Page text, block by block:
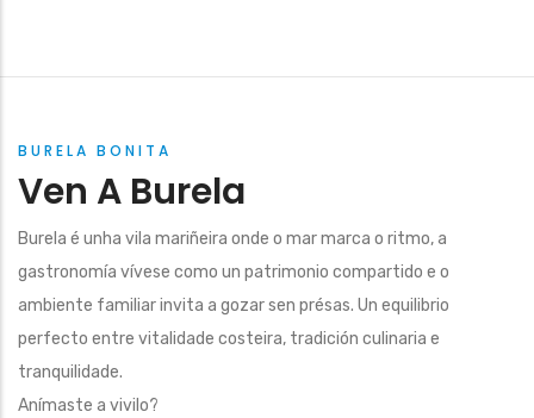
BURELA BONITA
Ven A Burela
Burela é unha vila mariñeira onde o mar marca o ritmo, a
gastronomía vívese como un patrimonio compartido e o
ambiente familiar invita a gozar sen présas. Un equilibrio
perfecto entre vitalidade costeira, tradición culinaria e
tranquilidade.
Anímaste a vivilo?